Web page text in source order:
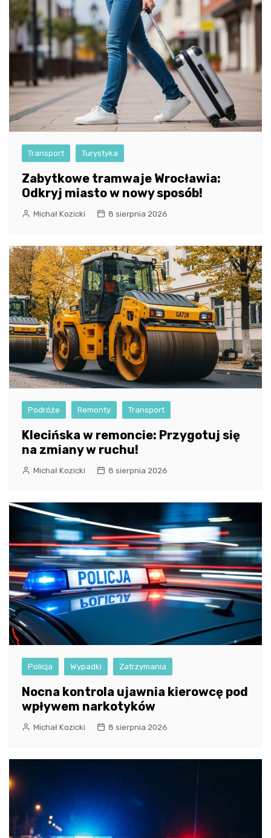
Transport Turystyka
Zabytkowe tramwaje Wrocławia:
Odkryj miasto w nowy sposób!
Michał Kozicki 8 sierpnia 2026
Podróże Remonty Transport
Klecińska w remoncie: Przygotuj się
na zmiany w ruchu!
Michał Kozicki 8 sierpnia 2026
Policja Wypadki Zatrzymania
Nocna kontrola ujawnia kierowcę pod
wpływem narkotyków
Michał Kozicki 8 sierpnia 2026